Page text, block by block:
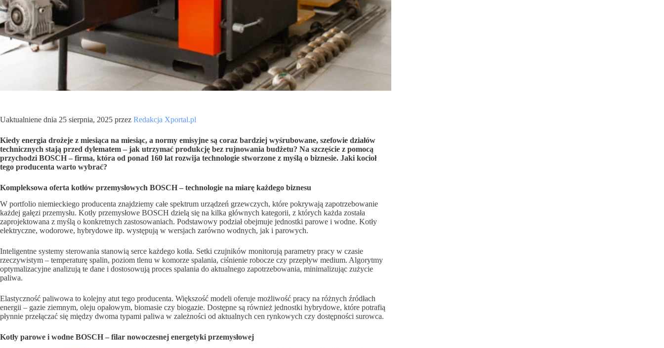
Uaktualniene dnia 25 sierpnia, 2025 przez Redakcja Xportal.pl
Kiedy energia drożeje z miesiąca na miesiąc, a normy emisyjne są coraz bardziej wyśrubowane, szefowie działów
technicznych stają przed dylematem – jak utrzymać produkcję bez rujnowania budżetu? Na szczęście z pomocą
przychodzi BOSCH – firma, która od ponad 160 lat rozwija technologie stworzone z myślą o biznesie. Jaki kocioł
tego producenta warto wybrać?
Kompleksowa oferta kotłów przemysłowych BOSCH – technologie na miarę każdego biznesu
W portfolio niemieckiego producenta znajdziemy całe spektrum urządzeń grzewczych, które pokrywają zapotrzebowanie
każdej gałęzi przemysłu. Kotły przemysłowe BOSCH dzielą się na kilka głównych kategorii, z których każda została
zaprojektowana z myślą o konkretnych zastosowaniach. Podstawowy podział obejmuje jednostki parowe i wodne. Kotły
elektryczne, wodorowe, hybrydowe itp. występują w wersjach zarówno wodnych, jak i parowych.
Inteligentne systemy sterowania stanowią serce każdego kotła. Setki czujników monitorują parametry pracy w czasie
rzeczywistym – temperaturę spalin, poziom tlenu w komorze spalania, ciśnienie robocze czy przepływ medium. Algorytmy
optymalizacyjne analizują te dane i dostosowują proces spalania do aktualnego zapotrzebowania, minimalizując zużycie
paliwa.
Elastyczność paliwowa to kolejny atut tego producenta. Większość modeli oferuje możliwość pracy na różnych źródłach
energii – gazie ziemnym, oleju opałowym, biomasie czy biogazie. Dostępne są również jednostki hybrydowe, które potrafią
płynnie przełączać się między dwoma typami paliwa w zależności od aktualnych cen rynkowych czy dostępności surowca.
Kotły parowe i wodne BOSCH – filar nowoczesnej energetyki przemysłowej